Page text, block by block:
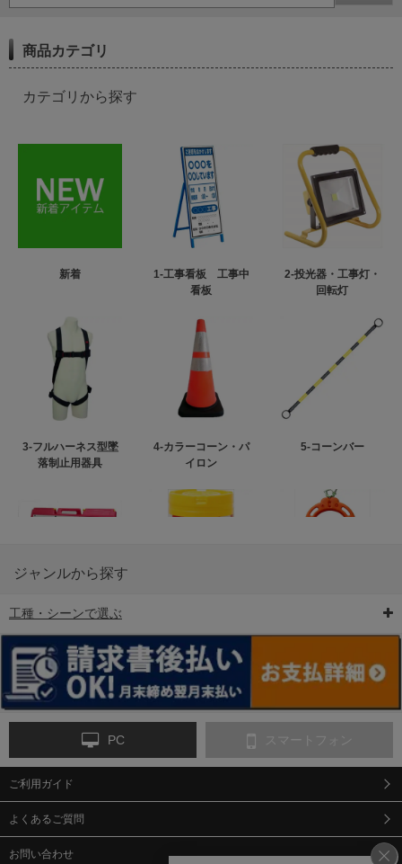
商品カテゴリ
カテゴリから探す
新着
1-工事看板 工事中
看板
2-投光器・工事灯・
回転灯
3-フルハーネス型墜
落制止用器具
4-カラーコーン・パ
イロン
5-コーンバー
6-矢印板/LED矢印板
ンス
9-点字マット・タイ
ジャンルから探す
工種・シーンで選ぶ
PC スマートフォン
ご利用ガイド
よくあるご質問
お問い合わせ